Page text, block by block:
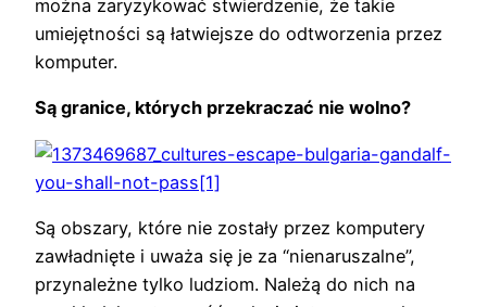
można zaryzykować stwierdzenie, że takie
umiejętności są łatwiejsze do odtworzenia przez
komputer.
Są granice, których przekraczać nie wolno?
Są obszary, które nie zostały przez komputery
zawładnięte i uważa się je za “nienaruszalne”,
przynależne tylko ludziom. Należą do nich na